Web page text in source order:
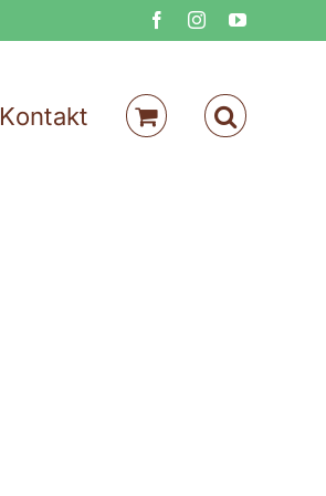
FacebookInstagramYouTube
Kontakt